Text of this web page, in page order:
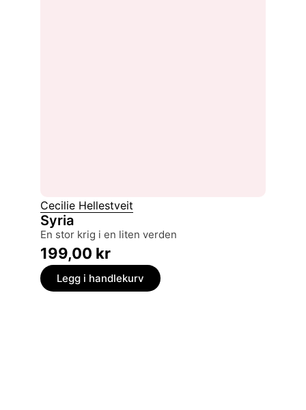
Cecilie Hellestveit
Syria
en stor krig i en liten verden
199,00 kr
Legg i handlekurv